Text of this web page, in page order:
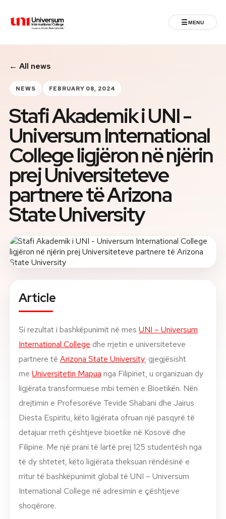
Universum University ☰MENU
MENU
Home
Admissions
Programs
Student Life
International
Powered by ASU
About
Contact
LANGUAGE
EN
AL
UMS Staff
UMS Students
LMS Canvas
← All news
NEWS FEBRUARY 08, 2024
Stafi Akademik i UNI -
Universum International
College ligjëron në njërin
prej Universiteteve
partnere të Arizona
State University
Article
Si rezultat i bashkëpunimit në mes UNI – Universum
International College dhe rrjetin e universiteteve
partnere të Arizona State University, gjegjësisht
me Universitetin Mapua nga Filipinet, u organizuan dy
ligjërata transformuese mbi temën e Bioetikën. Nën
drejtimin e Profesorëve Tevide Shabani dhe Jairus
Diesta Espiritu, këto ligjërata ofruan një pasqyrë të
detajuar rreth çështjeve bioetike në Kosovë dhe
Filipine. Me një prani të lartë prej 125 studentësh nga
të dy shtetet, këto ligjërata theksuan rëndësinë e
rritur të bashkëpunimit global të UNI – Universum
International College në adresimin e çështjeve
shoqërore.